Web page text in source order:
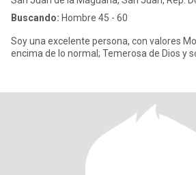
Buscando: Hombre 45 - 60
Soy una excelente persona, con valores